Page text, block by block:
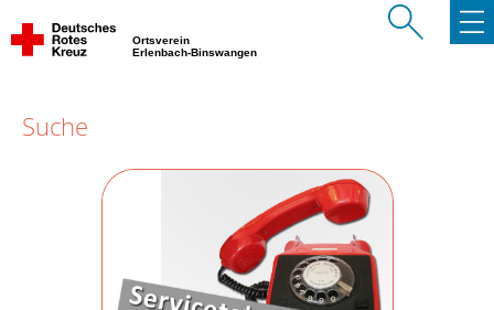
Ortsverein
Erlenbach-Binswangen
Suche